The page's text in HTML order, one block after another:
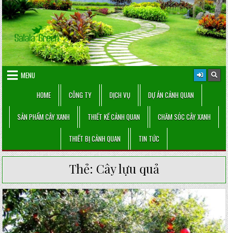
Skip
to
content
MENU
HOME
CÔNG TY DỊCH VỤ DỰ ÁN CẢNH QUAN
SẢN PHẨM CÂY XANH THIẾT KẾ CẢNH QUAN CHĂM SÓC CÂY XANH
THIẾT BỊ CẢNH QUAN TIN TỨC
Thẻ: Cây lựu quả
Posted
in